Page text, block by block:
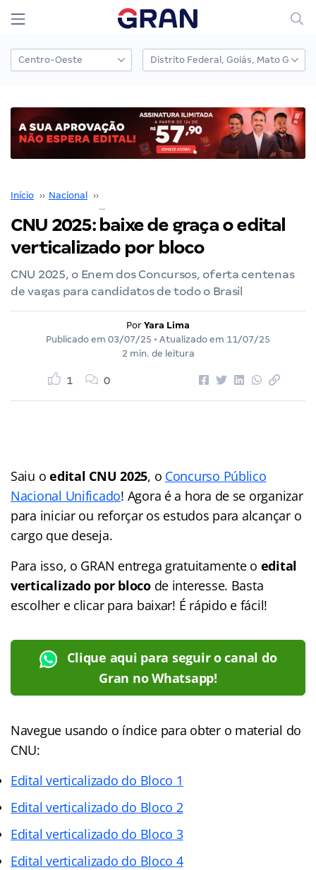
Início ›› Nacional ››
CNU 2025: baixe de graça o edital
verticalizado por bloco
CNU 2025, o Enem dos Concursos, oferta centenas
de vagas para candidatos de todo o Brasil
Por Yara Lima
Publicado em 03/07/25 • Atualizado em 11/07/25
2 min. de leitura
1 0
Saiu oedital CNU 2025, o Concurso Público
Nacional Unificado! Agora é a hora de se organizar
para iniciar ou reforçar os estudos para alcançar o
cargo que deseja.
Para isso, o GRAN entrega gratuitamente o edital
verticalizado por blocode interesse. Basta
escolher e clicar para baixar! É rápido e fácil!
Clique aqui para seguir o canal do
Gran no Whatsapp!
Navegue usando o índice para obter o material do
CNU:
Edital verticalizado do Bloco 1
Edital verticalizado do Bloco 2
Edital verticalizado do Bloco 3
Edital verticalizado do Bloco 4